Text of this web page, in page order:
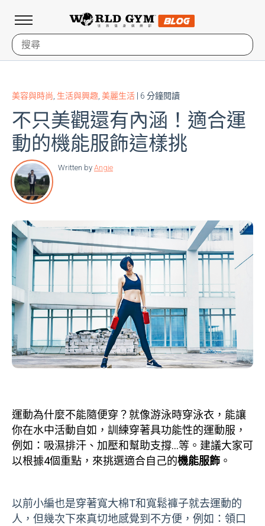
美容與時尚 生活與興趣 美麗生活 | 6 分鐘閱讀
不只美觀還有內涵！適合運
動的機能服飾這樣挑
Written by Angie
運動為什麼不能隨便穿？就像游泳時穿泳衣，能讓
你在水中活動自如，訓練穿著具功能性的運動服，
例如：吸濕排汗、加壓和幫助支撐…等。建議大家可
以根據4個重點，來挑選適合自己的機能服飾 。
以前小編也是穿著寬大棉T和寬鬆褲子就去運動的
人，但幾次下來真切地感覺到不方便，例如：領口